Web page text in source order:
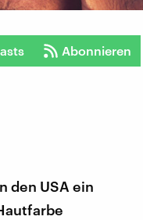
Abonnieren
den USA ein